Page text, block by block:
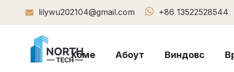
 lilywu202104@gmail.com  +86 13522528544
Хоме Абоут Виндовс